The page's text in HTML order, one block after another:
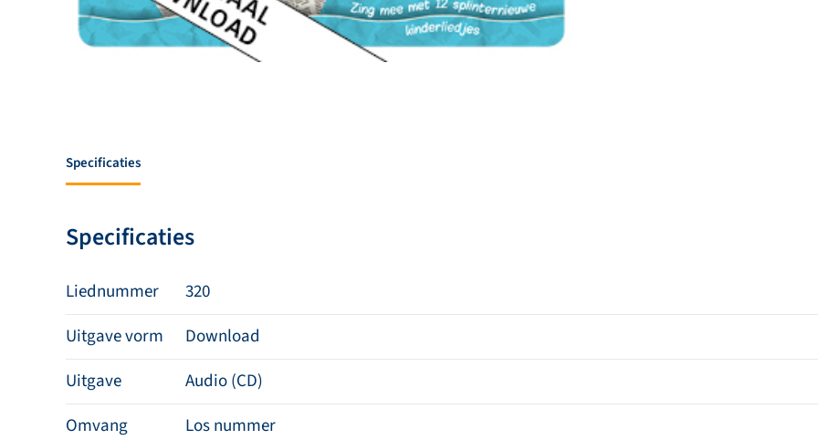
Specificaties
Specificaties
Liednummer
320
Uitgave vorm
Download
Uitgave
Audio (CD)
Omvang
Los nummer